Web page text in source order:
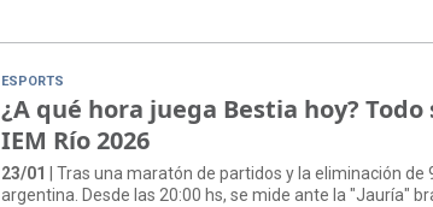
ESPORTS
¿A qué hora juega Bestia hoy?
IEM Río 2026
23/01
| Tras una maratón de partidos y la eliminación
argentina. Desde las 20:00 hs, se mide ante la "Jauría"